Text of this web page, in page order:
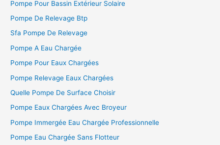
c
h
Pompe Pour Bassin Extérieur Solaire
Pompe De Relevage Btp
Sfa Pompe De Relevage
Pompe A Eau Chargée
Pompe Pour Eaux Chargées
Pompe Relevage Eaux Chargées
Quelle Pompe De Surface Choisir
Pompe Eaux Chargées Avec Broyeur
Pompe Immergée Eau Chargée Professionnelle
Pompe Eau Chargée Sans Flotteur